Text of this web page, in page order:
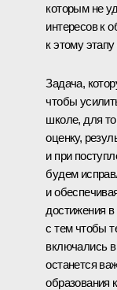
которым не
интересов к
к этому
Задача,
чтобы
школе, для
оценку,
и при
будем
и
достижения в
с тем чтобы
включались
останется
образования